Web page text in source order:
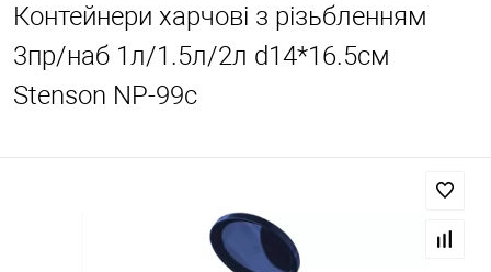
Контейнери харчові з різьбленням
3пр/наб 1л/1.5л/2л d14*16.5см
Stenson NP-99с